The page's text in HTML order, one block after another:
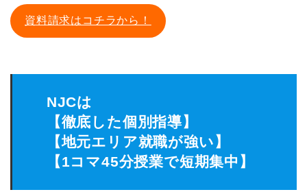
資料請求はコチラから！
NJCは
【徹底した個別指導】
【地元エリア就職が強い】
【1コマ45分授業で短期集中】